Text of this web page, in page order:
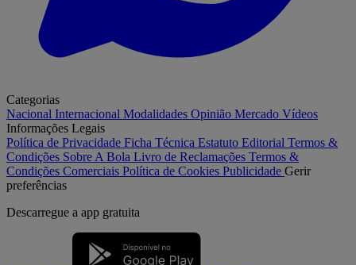
Categorias
Nacional Internacional Modalidades Opinião Mercado Vídeos
Informações Legais
Política de Privacidade Ficha Técnica Estatuto Editorial Termos &
Condições Sobre A Bola Livro de Reclamações Termos &
Condições Comerciais Política de Cookies Publicidade Gerir
preferências
Descarregue a app gratuita